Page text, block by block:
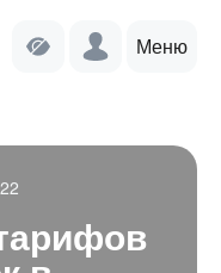
Меню